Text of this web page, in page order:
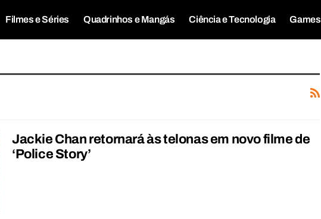
Filmes e Séries Quadrinhos e Mangás Ciência e Tecnologia Games
Jackie Chan retornará às telonas em novo filme de
‘Police Story’